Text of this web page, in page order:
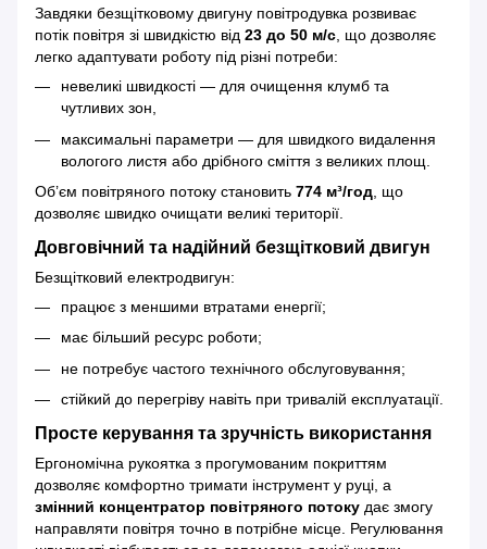
Завдяки безщітковому двигуну повітродувка розвиває
потік повітря зі швидкістю від 23 до 50 м/с, що дозволяє
легко адаптувати роботу під різні потреби:
невеликі швидкості — для очищення клумб та
чутливих зон,
максимальні параметри — для швидкого видалення
вологого листя або дрібного сміття з великих площ.
Об’єм повітряного потоку становить 774 м³/год , що
дозволяє швидко очищати великі території.
Довговічний та надійний безщітковий двигун
Безщітковий електродвигун:
працює з меншими втратами енергії;
має більший ресурс роботи;
не потребує частого технічного обслуговування;
стійкий до перегріву навіть при тривалій експлуатації.
Просте керування та зручність використання
Ергономічна рукоятка з прогумованим покриттям
дозволяє комфортно тримати інструмент у руці, а
змінний концентратор повітряного потоку дає змогу
направляти повітря точно в потрібне місце. Регулювання